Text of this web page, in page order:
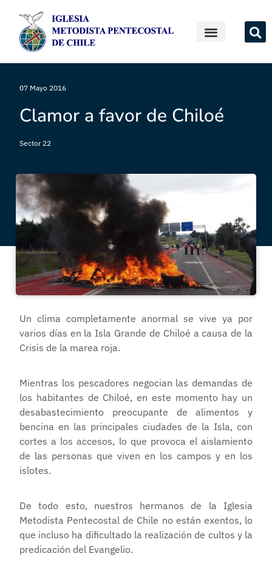
07 Mayo 2016
Clamor a favor de Chiloé
Sector 22
Un clima completamente anormal se vive ya por
varios días en la Isla Grande de Chiloé a causa de la
Crisis de la marea roja.
Mientras los pescadores negocian las demandas de
los habitantes de Chiloé, en este momento hay un
desabastecimiento preocupante de alimentos y
bencina en las principales ciudades de la Isla, con
cortes a los accesos, lo que provoca el aislamiento
de las personas que viven en los campos y en los
islotes.
De todo esto, nuestros hermanos de la Iglesia
Metodista Pentecostal de Chile no están exentos, lo
que incluso ha dificultado la realización de cultos y la
predicación del Evangelio.